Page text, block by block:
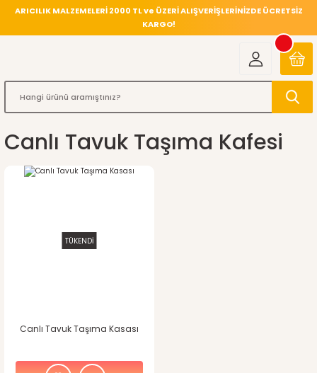
ARICILIK MALZEMELERİ 2000 TL ve ÜZERİ ALIŞVERİŞLERİNİZDE ÜCRETSİZ
KARGO!
Canlı Tavuk Taşıma Kafesi
TÜKENDİ
Canlı Tavuk Taşıma Kasası